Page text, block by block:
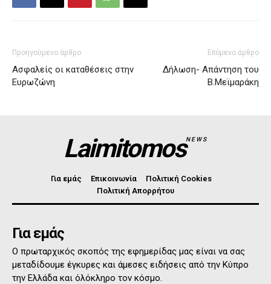
Προηγούμενο άρθρο
Ασφαλείς οι καταθέσεις στην
Ευρωζώνη
Επόμενο άρθρο
Δήλωση- Απάντηση του
Β.Μεϊμαράκη
LaimitomosNEWS
Για εμάς Επικοινωνία
Πολιτική Cookies
Πολιτική Απορρήτου
Για εμάς
Ο πρωταρχικός σκοπός της εφημερίδας μας είναι να σας
μεταδίδουμε έγκυρες και άμεσες ειδήσεις από την Κύπρο
την Ελλάδα και όλόκληρο τον κόσμο.